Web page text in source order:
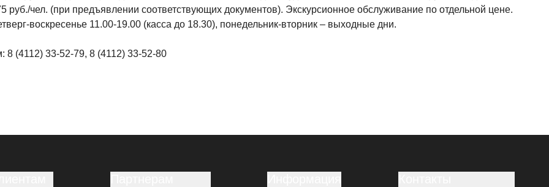
чел. (при предъявлении соответствующих документов). Экскурсионное обслуживание по отдельной цене.
воскресенье 11.00-19.00 (касса до 18.30), понедельник-вторник – выходные дни.
(4112) 33-52-79, 8 (4112) 33-52-80